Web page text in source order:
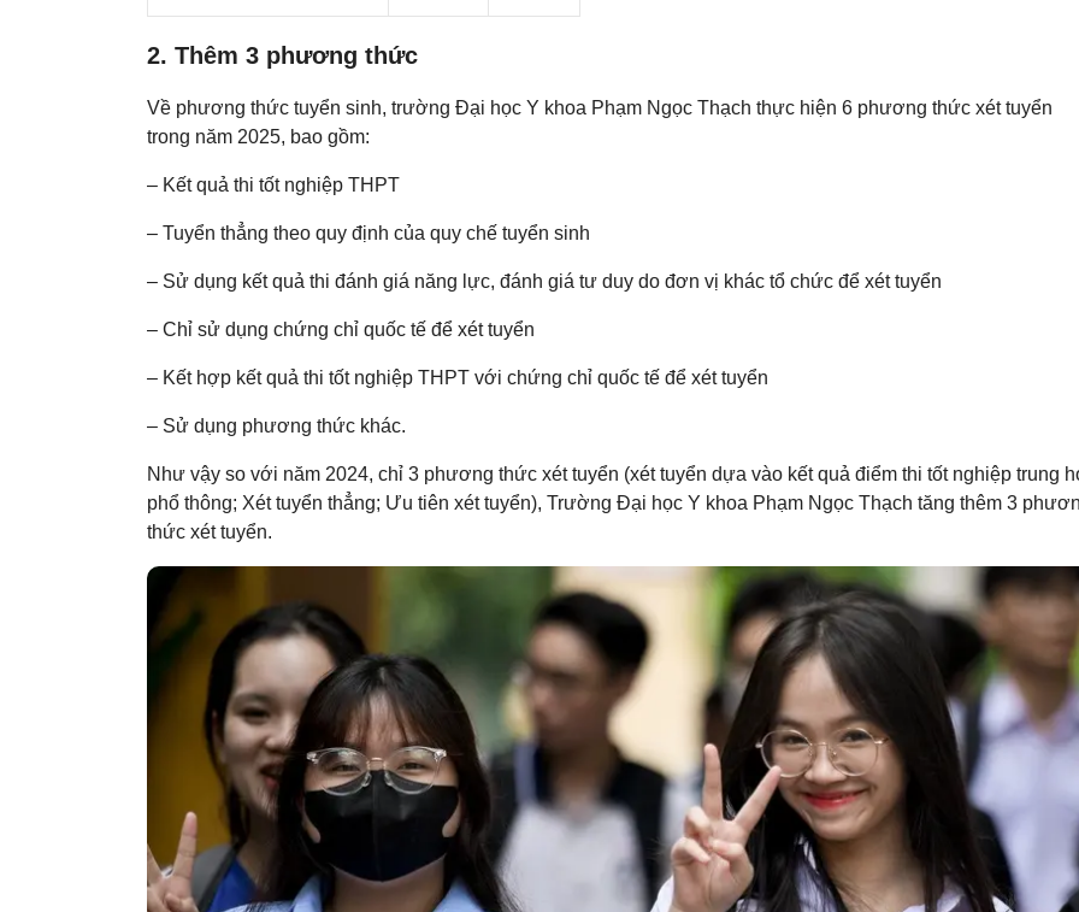
2. Thêm 3 phương thức
Về phương thức tuyển sinh, trường Đại học Y khoa Phạm Ngọc Thạch thực hiện 6 phương thức xét tuyển
trong năm 2025, bao gồm:
– Kết quả thi tốt nghiệp THPT
– Tuyển thẳng theo quy định của quy chế tuyển sinh
– Sử dụng kết quả thi đánh giá năng lực, đánh giá tư duy do đơn vị khác tổ chức để xét tuyển
– Chỉ sử dụng chứng chỉ quốc tế để xét tuyển
– Kết hợp kết quả thi tốt nghiệp THPT với chứng chỉ quốc tế để xét tuyển
– Sử dụng phương thức khác.
Như vậy so với năm 2024, chỉ 3 phương thức xét tuyển (xét tuyển dựa vào kết quả điểm thi tốt nghiệp trung
phổ thông; Xét tuyển thẳng; Ưu tiên xét tuyển), Trường Đại học Y khoa Phạm Ngọc Thạch tăng thêm 3
thức xét tuyển.